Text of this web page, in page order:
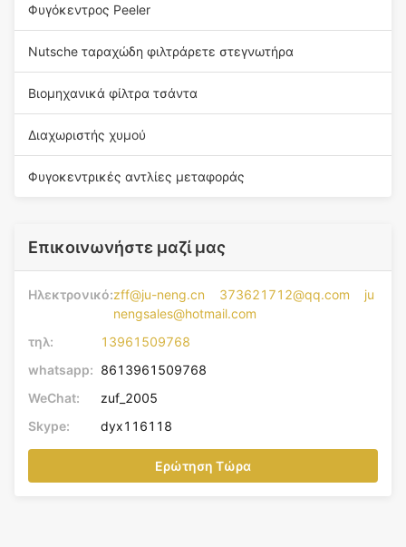
Φυγόκεντρος Peeler
Nutsche ταραχώδη φιλτράρετε στεγνωτήρα
Βιομηχανικά φίλτρα τσάντα
Διαχωριστής χυμού
Φυγοκεντρικές αντλίες μεταφοράς
Επικοινωνήστε μαζί μας
Ηλεκτρονικό:zff@ju-neng.cn 373621712@qq.com ju
nengsales@hotmail.com
τηλ:
13961509768
whatsapp: 8613961509768
WeChat:
zuf_2005
Skype:
dyx116118
Ερώτηση Τώρα